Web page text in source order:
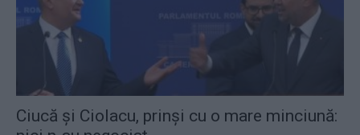
Ciucă și Ciolacu, prinși cu o mare minciună: